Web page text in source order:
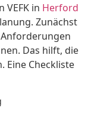
VEFK in Herford
Zunächst
Das hilft, die
Eine Checkliste